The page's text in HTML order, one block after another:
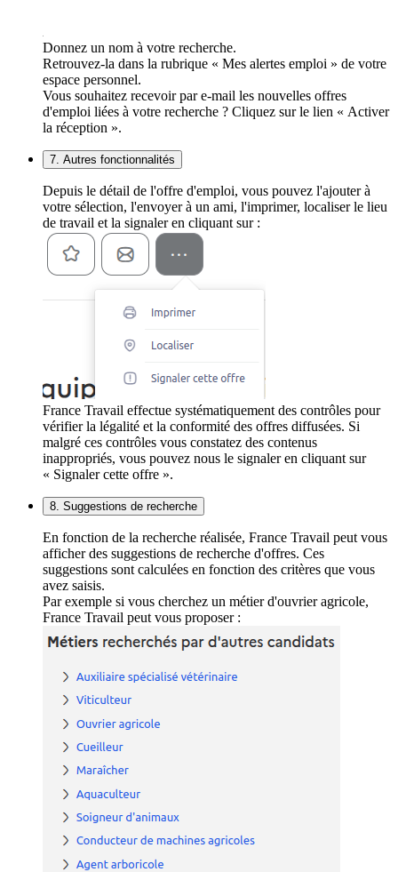
Donnez un nom à votre recherche.
Retrouvez-la dans la rubrique « Mes alertes emploi » de votre
espace personnel.
Vous souhaitez recevoir par e-mail les nouvelles offres
d'emploi liées à votre recherche ? Cliquez sur le lien « Activer
la réception ».
7. Autres fonctionnalités
Depuis le détail de l'offre d'emploi, vous pouvez l'ajouter à
votre sélection, l'envoyer à un ami, l'imprimer, localiser le lieu
de travail et la signaler en cliquant sur :
France Travail effectue systématiquement des contrôles pour
vérifier la légalité et la conformité des offres diffusées. Si
malgré ces contrôles vous constatez des contenus
inappropriés, vous pouvez nous le signaler en cliquant sur
« Signaler cette offre ».
8. Suggestions de recherche
En fonction de la recherche réalisée, France Travail peut vous
afficher des suggestions de recherche d'offres. Ces
suggestions sont calculées en fonction des critères que vous
avez saisis.
Par exemple si vous cherchez un métier d'ouvrier agricole,
France Travail peut vous proposer :